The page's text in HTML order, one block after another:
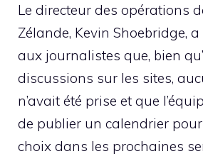
Le directeur des opérations
Zélande, Kevin Shoebridge,
aux journalistes que, bien
discussions sur les sites,
n’avait été prise et que
de publier un calendrier
choix dans les prochaines